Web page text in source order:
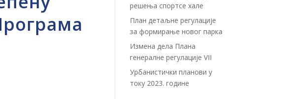
решења спортсе хале
План детаљне регулације
за формирање новог парка
Измена дела Плана
генералне регулације VII
Урбанистички планови у
току 2023. године